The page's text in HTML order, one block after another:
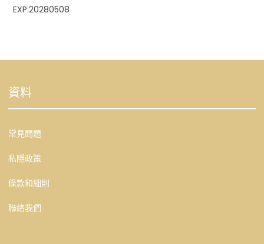
EXP:20280508
資料
常見問題
私隱政策
條款和細則
聯絡我們